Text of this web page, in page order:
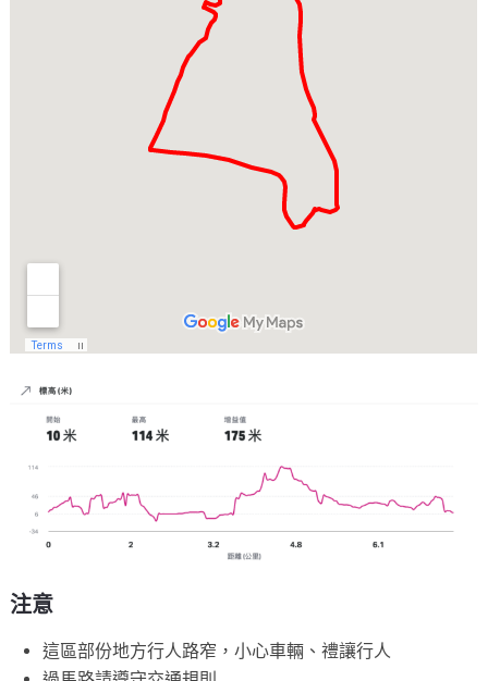
注意
這區部份地方行人路窄，小心車輛、禮讓行人